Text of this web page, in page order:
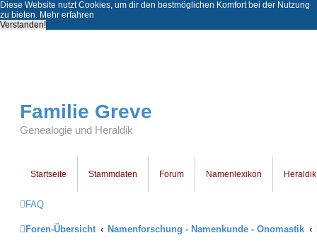
Diese Website nutzt Cookies, um dir den bestmöglichen Komfort bei der Nutzung
zu bieten. Mehr erfahren
Verstanden!
Familie Greve
Genealogie und Heraldik
Startseite Stammdaten Forum Namenlexikon Heraldik
FAQ
Foren-Übersicht Namenforschung - Namenkunde - Onomastik